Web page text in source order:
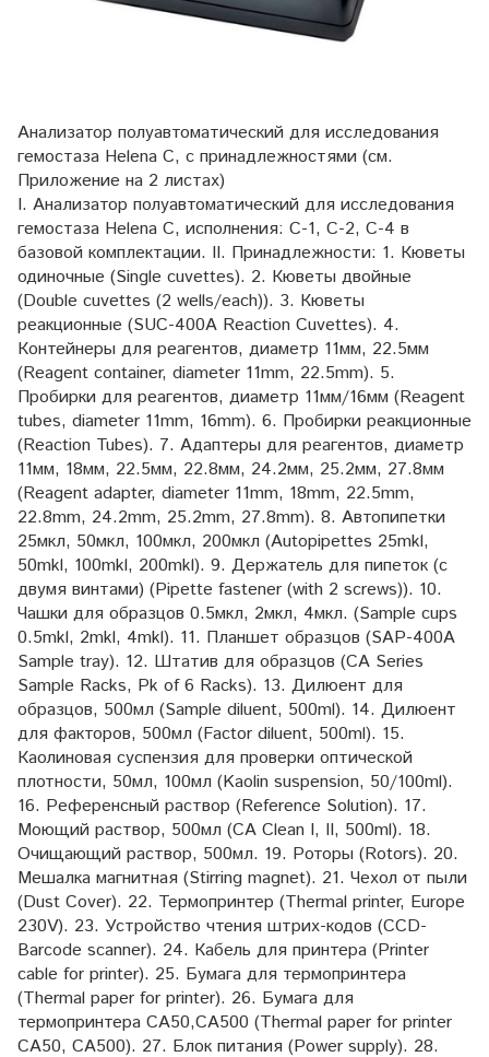
Анализатор полуавтоматический для исследования
гемостаза Helena C, с принадлежностями (см.
Приложение на 2 листах)
I. Анализатор полуавтоматический для исследования
гемостаза Helena C, исполнения: C-1, C-2, C-4 в
базовой комплектации. II. Принадлежности: 1. Кюветы
одиночные (Single cuvettes). 2. Кюветы двойные
(Double cuvettes (2 wells/each)). 3. Кюветы
реакционные (SUC-400A Reaction Cuvettes). 4.
Контейнеры для реагентов, диаметр 11мм, 22.5мм
(Reagent container, diameter 11mm, 22.5mm). 5.
Пробирки для реагентов, диаметр 11мм/16мм (Reagent
tubes, diameter 11mm, 16mm). 6. Пробирки реакционные
(Reaction Tubes). 7. Адаптеры для реагентов, диаметр
11мм, 18мм, 22.5мм, 22.8мм, 24.2мм, 25.2мм, 27.8мм
(Reagent adapter, diameter 11mm, 18mm, 22.5mm,
22.8mm, 24.2mm, 25.2mm, 27.8mm). 8. Автопипетки
25мкл, 50мкл, 100мкл, 200мкл (Autopipettes 25mkl,
50mkl, 100mkl, 200mkl). 9. Держатель для пипеток (с
двумя винтами) (Pipette fastener (with 2 screws)). 10.
Чашки для образцов 0.5мкл, 2мкл, 4мкл. (Sample cups
0.5mkl, 2mkl, 4mkl). 11. Планшет образцов (SAP-400A
Sample tray). 12. Штатив для образцов (CA Series
Sample Racks, Pk of 6 Racks). 13. Дилюент для
образцов, 500мл (Sample diluent, 500ml). 14. Дилюент
для факторов, 500мл (Factor diluent, 500ml). 15.
Каолиновая суспензия для проверки оптической
плотности, 50мл, 100мл (Kaolin suspension, 50/100ml).
16. Референсный раствор (Reference Solution). 17.
Моющий раствор, 500мл (CA Clean I, II, 500ml). 18.
Очищающий раствор, 500мл. 19. Роторы (Rotors). 20.
Мешалка магнитная (Stirring magnet). 21. Чехол от пыли
(Dust Cover). 22. Термопринтер (Thermal printer, Europe
230V). 23. Устройство чтения штрих-кодов (CCD-
Barcode scanner). 24. Кабель для принтера (Printer
cable for printer). 25. Бумага для термопринтера
(Thermal paper for printer). 26. Бумага для
термопринтера CA50,CA500 (Thermal paper for printer
CA50, CA500). 27. Блок питания (Power supply). 28.